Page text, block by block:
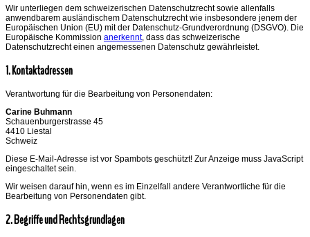
Wir unterliegen dem schweizerischen Datenschutzrecht sowie allenfalls
anwendbarem ausländischem Datenschutzrecht wie insbesondere jenem der
Europäischen Union (EU) mit der Datenschutz-Grundverordnung (DSGVO). Die
Europäische Kommission anerkennt, dass das schweizerische
Datenschutzrecht einen angemessenen Datenschutz gewährleistet.
1. Kontaktadressen
Verantwortung für die Bearbeitung von Personendaten:
Carine Buhmann
Schauenburgerstrasse 45
4410 Liestal
Schweiz
Diese E-Mail-Adresse ist vor Spambots geschützt! Zur Anzeige muss JavaScript
eingeschaltet sein.
Wir weisen darauf hin, wenn es im Einzelfall andere Verantwortliche für die
Bearbeitung von Personendaten gibt.
2. Begriffe und Rechtsgrundlagen